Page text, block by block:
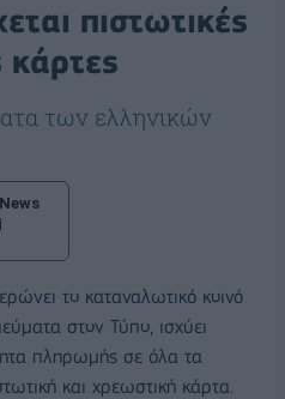
πιστωτικές
κάρτες
των ελληνικών
το καταναλωτικό κοινό
στον Τύπο, ισχύει
πληρωμής σε όλα τα
και χρεωστική κάρτα.